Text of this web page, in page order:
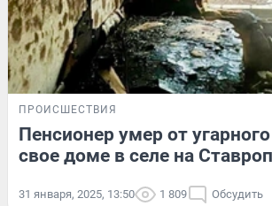
ПРОИСШЕСТВИЯ
Пенсионер умер от угарного
свое доме в селе на
31 января, 2025, 13:50 1 809 Обсудить